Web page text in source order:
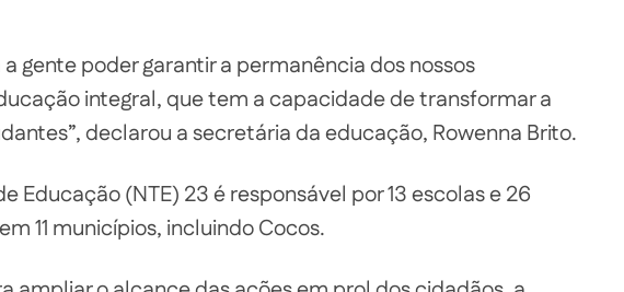
gente poder garantir a permanência dos nossos
integral, que tem a capacidade de transformar a
declarou a secretária da educação, Rowenna Brito.
Educação (NTE) 23 é responsável por 13 escolas e 26
11 municípios, incluindo Cocos.